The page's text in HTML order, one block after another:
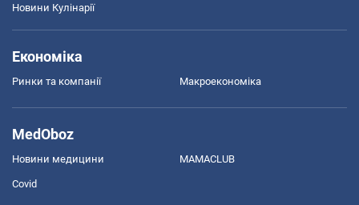
Новини Кулінарії
Економіка
Ринки та компанії Макроекономіка
MedOboz
Новини медицини MAMACLUB
Covid